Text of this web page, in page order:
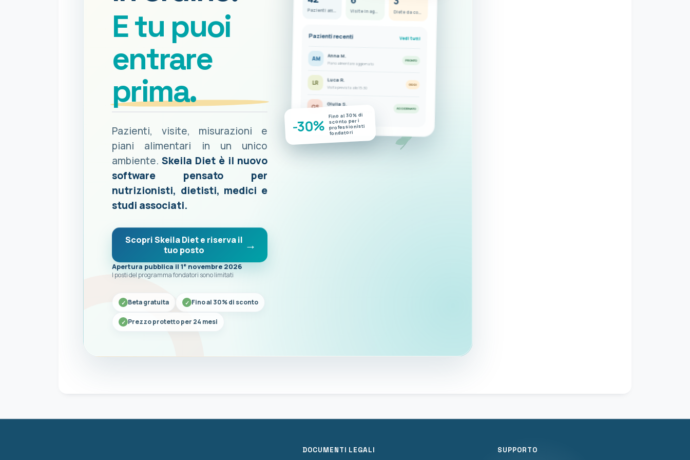
E tu puoi
entrare
prima.
Pazienti, visite, misurazioni e
piani alimentari in un unico
ambiente. Skeila Diet è il nuovo
software pensato per
nutrizionisti, dietisti, medici e
studi associati.
Scopri Skeila Diet e riserva il
tuo posto
Apertura pubblica il 1° novembre 2026
I posti del programma fondatori sono limitati
Beta gratuita Fino al 30% di sconto
Prezzo protetto per 24 mesi
Pazienti attivi Visite in agenda Diete da completare
Pazienti recenti Vedi tutti
AM Anna M.
Piano alimentare aggiornato
PRONTO
LR Luca R.
Visita prevista alle 15:30
OGGI
GS Giulia S.
Nuove misurazioni disponibili
AGGIORNATO
-30%
Fino al 30% di
sconto per i
professionisti
fondatori
DOCUMENTI LEGALI SUPPORTO